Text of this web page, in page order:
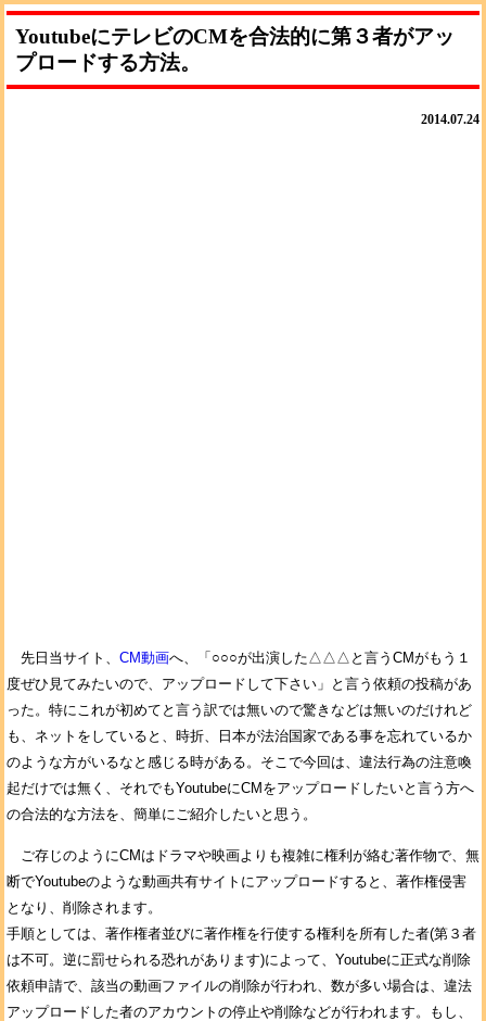
YoutubeにテレビのCMを合法的に第３者がアッ
プロードする方法。
2014.07.24
先日当サイト、 CM動画へ、「○○○が出演した△△△と言うCMがもう１
度ぜひ見てみたいので、アップロードして下さい」と言う依頼の投稿があ
った。特にこれが初めてと言う訳では無いので驚きなどは無いのだけれど
も、ネットをしていると、時折、日本が法治国家である事を忘れているか
のような方がいるなと感じる時がある。そこで今回は、違法行為の注意喚
起だけでは無く、それでもYoutubeにCMをアップロードしたいと言う方へ
の合法的な方法を、簡単にご紹介したいと思う。
ご存じのようにCMはドラマや映画よりも複雑に権利が絡む著作物で、無
断でYoutubeのような動画共有サイトにアップロードすると、著作権侵害
となり、削除されます。
手順としては、著作権者並びに著作権を行使する権利を所有した者(第３者
は不可。逆に罰せられる恐れがあります)によって、Youtubeに正式な削除
依頼申請で、該当の動画ファイルの削除が行われ、数が多い場合は、違法
アップロードした者のアカウントの停止や削除などが行われます。もし、